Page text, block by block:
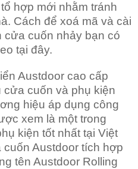
hợp mới nhằm tránh
Cách để xoá mã và cài
cửa cuốn nhảy bạn có
tại đây.
Austdoor cao cấp
cuốn và phụ kiện
hiệu áp dụng công
xem là một trong
kiện tốt nhất tại Việt
Austdoor tích hợp
tên Austdoor Rolling